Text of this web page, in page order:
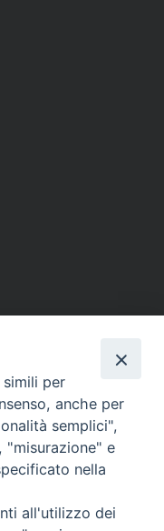
per
anche per
semplici",
"misurazione" e
nella
all'utilizzo dei